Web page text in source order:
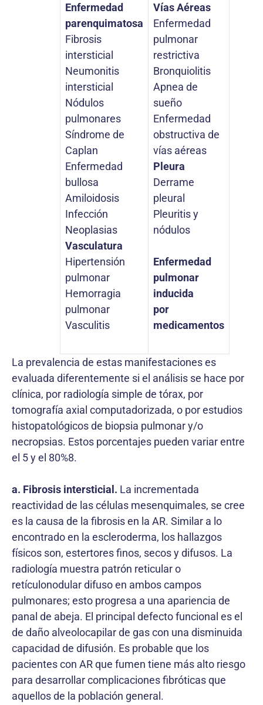
Enfermedad
parenquimatosa
Fibrosis
intersticial
Neumonitis
intersticial
Nódulos
pulmonares
Síndrome de
Caplan
Enfermedad
bullosa
Amiloidosis
Infección
Neoplasias
Vasculatura
Hipertensión
pulmonar
Hemorragia
pulmonar
Vasculitis
Vías Aéreas
Enfermedad
pulmonar
restrictiva
Bronquiolitis
Apnea de
sueño
Enfermedad
obstructiva de
vías aéreas
Pleura
Derrame
pleural
Pleuritis y
nódulos
Enfermedad
pulmonar
inducida
por
medicamentos
La prevalencia de estas manifestaciones es
evaluada diferentemente si el análisis se hace por
clínica, por radiología simple de tórax, por
tomografía axial computadorizada, o por estudios
histopatológicos de biopsia pulmonar y/o
necropsias. Estos porcentajes pueden variar entre
el 5 y el 80%8.
a. Fibrosis intersticial. La incrementada
reactividad de las células mesenquimales, se cree
es la causa de la fibrosis en la AR. Similar a lo
encontrado en la escleroderma, los hallazgos
físicos son, estertores finos, secos y difusos. La
radiología muestra patrón reticular o
retículonodular difuso en ambos campos
pulmonares; esto progresa a una apariencia de
panal de abeja. El principal defecto funcional es el
de daño alveolocapilar de gas con una disminuida
capacidad de difusión. Es probable que los
pacientes con AR que fumen tiene más alto riesgo
para desarrollar complicaciones fibróticas que
aquellos de la población general.